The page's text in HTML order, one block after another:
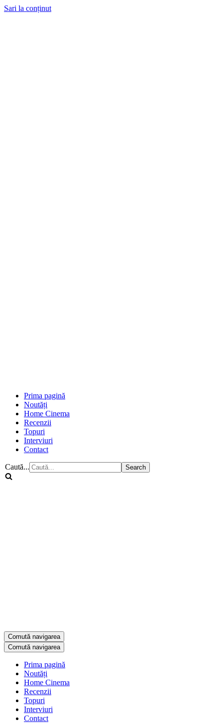
Sari la conținut
Prima pagină
Noutăți
Home Cinema
Recenzii
Topuri
Interviuri
Contact
Caută...
Comută navigarea
Comută navigarea
Prima pagină
Noutăți
Home Cinema
Recenzii
Topuri
Interviuri
Contact